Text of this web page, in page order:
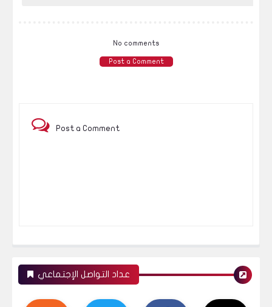
No comments
Post a Comment
Post a Comment
عداد التواصل الإجتماعي